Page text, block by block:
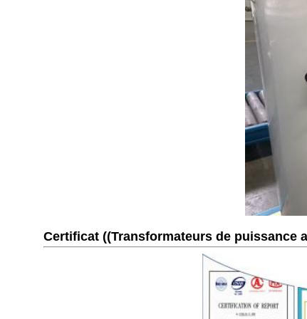
Certificat ((Transformateurs de puissance